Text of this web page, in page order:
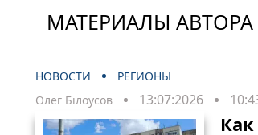
МАТЕРИАЛЫ
НОВОСТИ
РЕГИОНЫ
Олег Білоусов
13:07:2026